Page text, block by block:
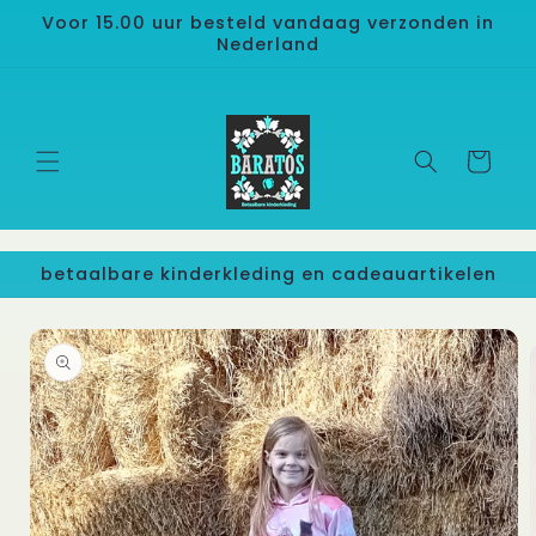
naar de
Voor 15.00 uur besteld vandaag verzonden in
Nederland
Winkelwagen
betaalbare kinderkleding en cadeauartikelen
direct naar